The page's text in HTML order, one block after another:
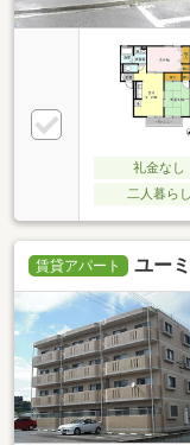
礼金なし
二人暮らし
賃貸アパート ユー